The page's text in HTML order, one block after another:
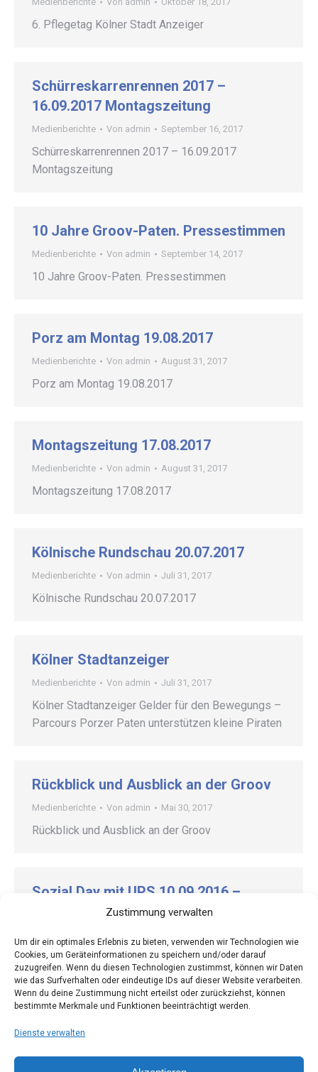
Zustimmung verwalten
Um dir ein optimales Erlebnis zu bieten, verwenden wir Technologien wie
Cookies, um Geräteinformationen zu speichern und/oder darauf
zuzugreifen. Wenn du diesen Technologien zustimmst, können wir Daten
wie das Surfverhalten oder eindeutige IDs auf dieser Website verarbeiten.
Wenn du deine Zustimmung nicht erteilst oder zurückziehst, können
bestimmte Merkmale und Funktionen beeinträchtigt werden.
Dienste verwalten
6. Pflegetag Kölner Stadt Anzeiger
Schürreskarrenrennen 2017 –
16.09.2017 Montagszeitung
Medienberichte Von admin September 16, 2017
Schürreskarrenrennen 2017 – 16.09.2017
Montagszeitung
10 Jahre Groov-Paten. Pressestimmen
Medienberichte Von admin September 14, 2017
10 Jahre Groov-Paten. Pressestimmen
Porz am Montag 19.08.2017
Medienberichte Von admin August 31, 2017
Porz am Montag 19.08.2017
Montagszeitung 17.08.2017
Medienberichte Von admin August 31, 2017
Montagszeitung 17.08.2017
Kölnische Rundschau 20.07.2017
Medienberichte Von admin Juli 31, 2017
Kölnische Rundschau 20.07.2017
Kölner Stadtanzeiger
Medienberichte Von admin Juli 31, 2017
Kölner Stadtanzeiger Gelder für den Bewegungs –
Parcours Porzer Paten unterstützen kleine Piraten
Rückblick und Ausblick an der Groov
Medienberichte Von admin Mai 30, 2017
Rückblick und Ausblick an der Groov
Sozial Day mit UPS 10.09.2016 –
Sozial Day mit UPS 10.09.2016 – Presse und
Fotos UPS_Sozial_Day_-
_MontagsZeitungUPS_Sozial_Day_-
_MontagsZeitung2016-09-15_Rundschau